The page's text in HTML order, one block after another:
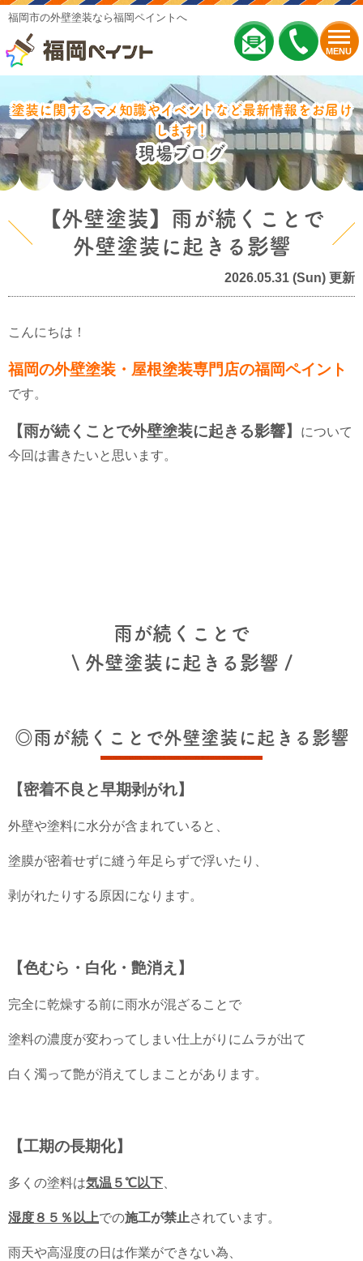
MENU
福岡市の外壁塗装なら福岡ペイントへ
塗装に関するマメ知識やイベントなど最新情報をお届け
します！
現場ブログ
【外壁塗装】雨が続くことで
外壁塗装に起きる影響
2026.05.31 (Sun) 更新
こんにちは！
福岡の外壁塗装・屋根塗装専門店の福岡ペイント
です。
【雨が続くことで外壁塗装に起きる影響】
について
今回は書きたいと思います。
雨が続くことで
\ 外壁塗装に起きる影響 /
◎雨が続くことで外壁塗装に起きる影響
【密着不良と早期剥がれ】
外壁や塗料に水分が含まれていると、
塗膜が密着せずに縫う年足らずで浮いたり、
剥がれたりする原因になります。
【色むら・白化・艶消え】
完全に乾燥する前に雨水が混ざることで
塗料の濃度が変わってしまい仕上がりにムラが出て
白く濁って艶が消えてしまことがあります。
【工期の長期化】
多くの塗料は気温５℃以下
湿度８５％以上での施工が禁止されています。
雨天や高湿度の日は作業ができない為、